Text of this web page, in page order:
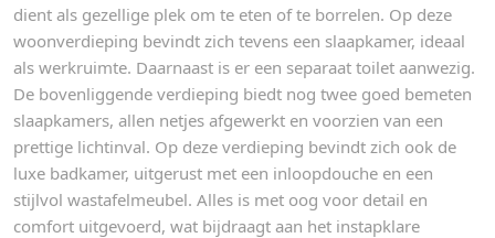
dient als gezellige plek om te eten of te borrelen. Op deze
woonverdieping bevindt zich tevens een slaapkamer, ideaal
als werkruimte. Daarnaast is er een separaat toilet aanwezig.
De bovenliggende verdieping biedt nog twee goed bemeten
slaapkamers, allen netjes afgewerkt en voorzien van een
prettige lichtinval. Op deze verdieping bevindt zich ook de
luxe badkamer, uitgerust met een inloopdouche en een
stijlvol wastafelmeubel. Alles is met oog voor detail en
comfort uitgevoerd, wat bijdraagt aan het instapklare